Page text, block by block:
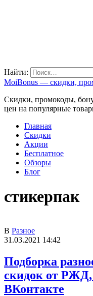
Найти:
MoiBonus — скидки,
Скидки, промокоды,
цен на популярные
Главная
Скидки
Акции
Бесплатное
Обзоры
Блог
стикерпак
В Разное
31.03.2021 14:42
Подборка
скидок от РЖД,
ВКонтакте